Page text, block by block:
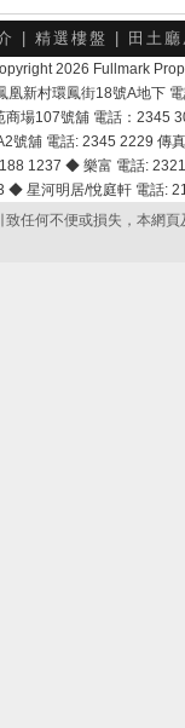
精選樓盤 田土
2026 Fullmark
凰新村環鳳街18號A地下
商場107號舖 電話：2345
號舖 電話: 2345 2229
1237 ◆ 樂富 電話:
◆ 星河明居/悅庭軒 電話
任何不便或損失，本網